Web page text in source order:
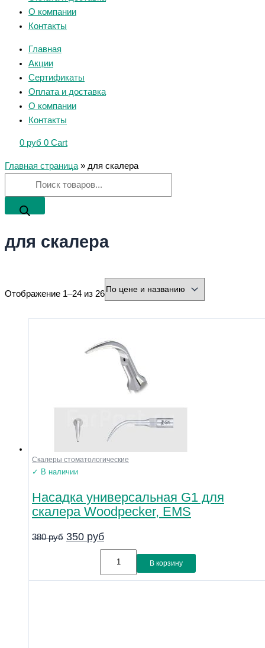
О компании
Контакты
Главная
Акции
Сертификаты
Оплата и доставка
О компании
Контакты
0 руб 0 Cart
Главная страница » для скалера
для скалера
максимальная цена
Бренд
Диаметр хвостовика (мм)
Диаметр рабочей части (мм)
Напряжение
Размер
Линейка
Отображение 1–24 из 26
Скалеры стоматологические
✓ В наличии
Насадка универсальная G1 для
скалера Woodpecker, EMS
380руб 350 руб
В корзину